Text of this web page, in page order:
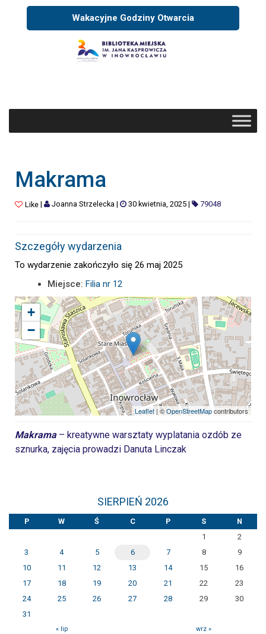
Wakacyjne Godziny Otwarcia
Makrama
Like| Joanna Strzelecka | 30 kwietnia, 2025| 79048
Szczegóły wydarzenia
To wydarzenie zakończyło się 26 maj 2025
Miejsce: Filia nr 12
+
−
Leaflet| ©OpenStreetMapcontributors
Makrama– kreatywne warsztaty wyplatania ozdób ze
sznurka, zajęcia prowadzi Danuta Linczak
SIERPIEŃ 2026
P W Ś C P S
N
1
2
3
4 5 6 7 8
9
10
11 12 13 14 15
16
17
18 19 20 21 22
23
24
25 26 27 28 29
30
31
« lip wrz »